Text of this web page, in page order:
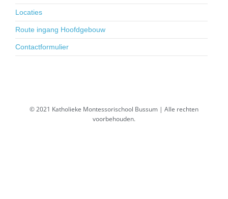
Locaties
Route ingang Hoofdgebouw
Contactformulier
© 2021 Katholieke Montessorischool Bussum | Alle rechten
voorbehouden.